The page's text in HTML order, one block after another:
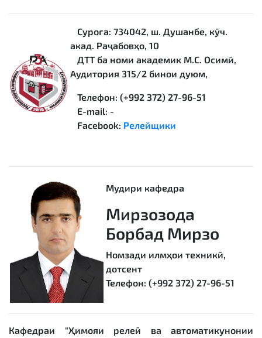
Суроға: 734042, ш. Душанбе, кӯч.
акад. Раҷабовҳо, 10
ДТТ ба номи академик М.С. Осимӣ,
Аудитория 315/2 бинои дуюм,
Телефон: (+992 372) 27-96-51
E-mail: -
Facebook: Релейщики
Мудири кафедра
Мирзозода
Борбад Мирзо
Номзади илмҳои техникӣ,
дотсент
Телефон: (+992 372) 27-96-51
Кафедраи "Ҳимояи релеӣ ва автоматикунонии